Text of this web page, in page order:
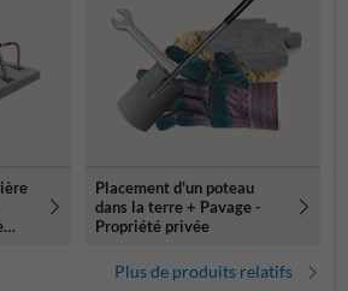
Placement d'un poteau
dans la terre + Pavage -
Propriété privée
Plus de produits relatifs